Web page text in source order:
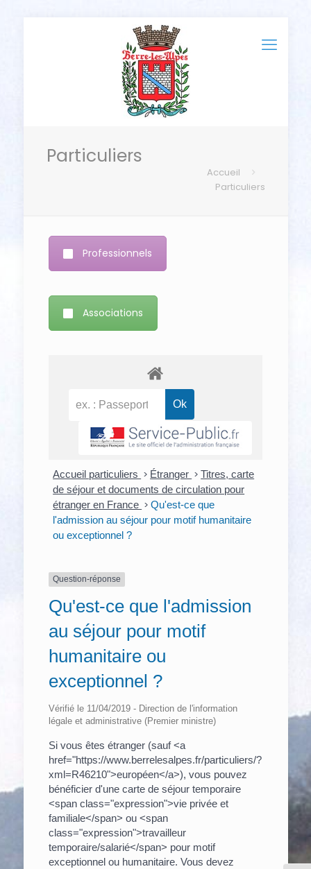
Particuliers
Accueil
Particuliers
Professionnels
Associations
Accueil particuliers > Étranger > Titres, carte
de séjour et documents de circulation pour
étranger en France > Qu'est-ce que
l'admission au séjour pour motif humanitaire
ou exceptionnel ?
Question-réponse
Qu'est-ce que l'admission
au séjour pour motif
humanitaire ou
exceptionnel ?
Vérifié le 11/04/2019 - Direction de l'information
légale et administrative (Premier ministre)
Si vous êtes étranger (sauf <a
href="https://www.berrelesalpes.fr/particuliers/?
xml=R46210">européen</a>), vous pouvez
bénéficier d'une carte de séjour temporaire
<span class="expression">vie privée et
familiale</span> ou <span
class="expression">travailleur
temporaire/salarié</span> pour motif
exceptionnel ou humanitaire. Vous devez